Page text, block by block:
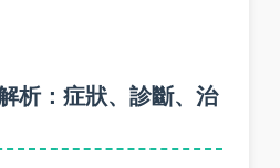
析：症狀、診斷、治